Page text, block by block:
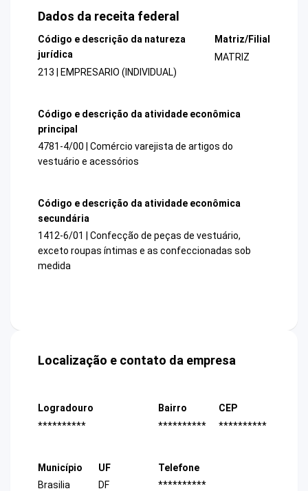
Dados da receita federal
Código e descrição da natureza
jurídica
213 | EMPRESARIO (INDIVIDUAL)
Matriz/Filial
MATRIZ
Código e descrição da atividade econômica
principal
4781-4/00 | Comércio varejista de artigos do
vestuário e acessórios
Código e descrição da atividade econômica
secundária
1412-6/01 | Confecção de peças de vestuário,
exceto roupas íntimas e as confeccionadas sob
medida
Localização e contato da empresa
Logradouro
**********
Bairro
**********
CEP
**********
Município
Brasilia
UF
DF
Telefone
**********